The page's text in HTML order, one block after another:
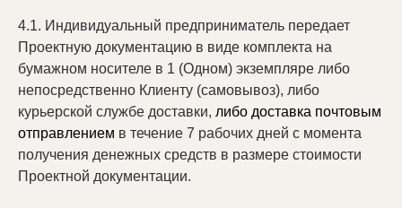
4.1. Индивидуальный предприниматель передает
Проектную документацию в виде комплекта на
бумажном носителе в 1 (Одном) экземпляре либо
непосредственно Клиенту (самовывоз), либо
курьерской службе доставки, либо доставка почтовым
отправлением в течение 7 рабочих дней с момента
получения денежных средств в размере стоимости
Проектной документации.